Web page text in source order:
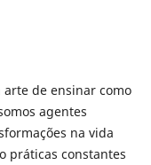
arte de ensinar como
agentes
na vida
práticas constantes